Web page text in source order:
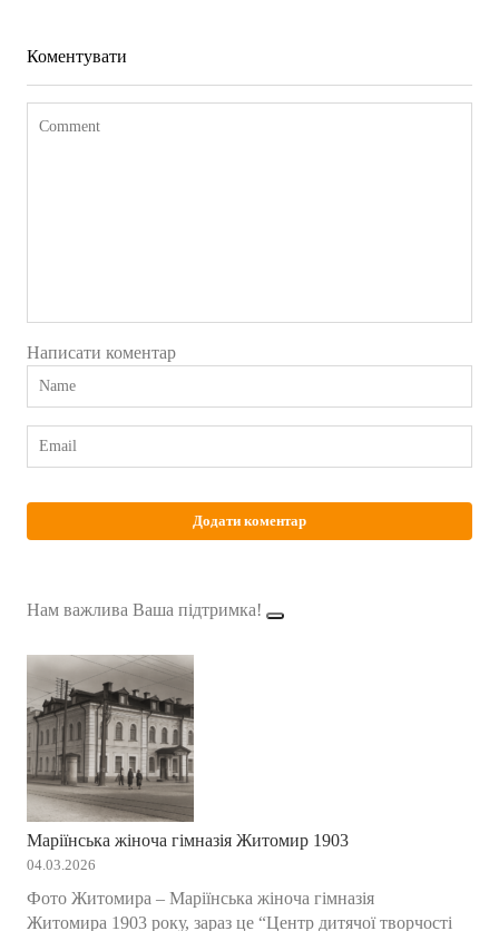
Коментувати
Написати коментар
Нам важлива Ваша підтримка!
Маріїнська жіноча гімназія Житомир 1903
04.03.2026
Фото Житомира – Маріїнська жіноча гімназія
Житомира 1903 року, зараз це “Центр дитячої творчості